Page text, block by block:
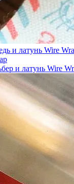
и латунь Wire
и латунь Wire